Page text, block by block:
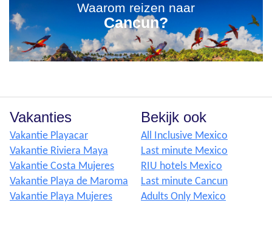
Waarom reizen naar
Cancun?
Vakanties
Vakantie Playacar
Vakantie Riviera Maya
Vakantie Costa Mujeres
Vakantie Playa de Maroma
Vakantie Playa Mujeres
Bekijk ook
All Inclusive Mexico
Last minute Mexico
RIU hotels Mexico
Last minute Cancun
Adults Only Mexico